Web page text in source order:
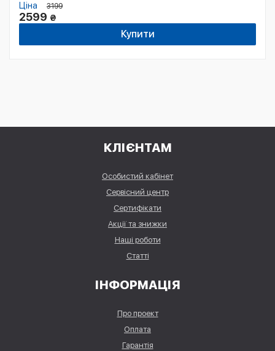
Ціна 3199
2599 ₴
Купити
КЛІЄНТАМ
Особистий кабінет
Сервісний центр
Сертифікати
Акції та знижки
Наші роботи
Статті
ІНФОРМАЦІЯ
Про проект
Оплата
Гарантія